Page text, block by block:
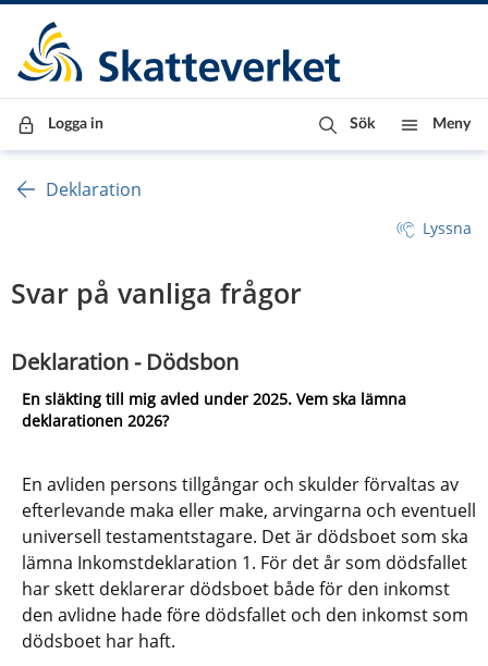
Till innehåll
Till navigationen
Till chattrobot
Logga in Sök Meny
Deklaration
Lyssna
Svar på vanliga frågor
Deklaration - Dödsbon
En släkting till mig avled under 2025. Vem ska lämna
deklarationen 2026?
En avliden persons tillgångar och skulder förvaltas av
efterlevande maka eller make, arvingarna och eventuell
universell testamentstagare. Det är dödsboet som ska
lämna Inkomstdeklaration 1. För det år som dödsfallet
har skett deklarerar dödsboet både för den inkomst
den avlidne hade före dödsfallet och den inkomst som
dödsboet har haft.